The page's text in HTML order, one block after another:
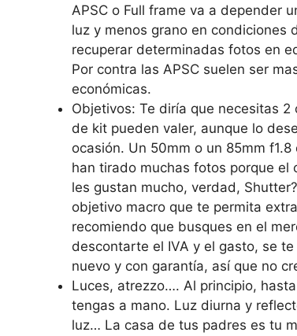
APSC o Full frame va a depender
luz y menos grano en condiciones
recuperar determinadas fotos en
Por contra las APSC suelen ser
económicas.
Objetivos: Te diría que necesitas
de kit pueden valer, aunque lo
ocasión. Un 50mm o un 85mm
han tirado muchas fotos porque
les gustan mucho, verdad,
objetivo macro que te permita
recomiendo que busques en el
descontarte el IVA y el gasto, se
nuevo y con garantía, así que no
Luces, atrezzo…. Al principio,
tengas a mano. Luz diurna y
luz… La casa de tus padres es tu